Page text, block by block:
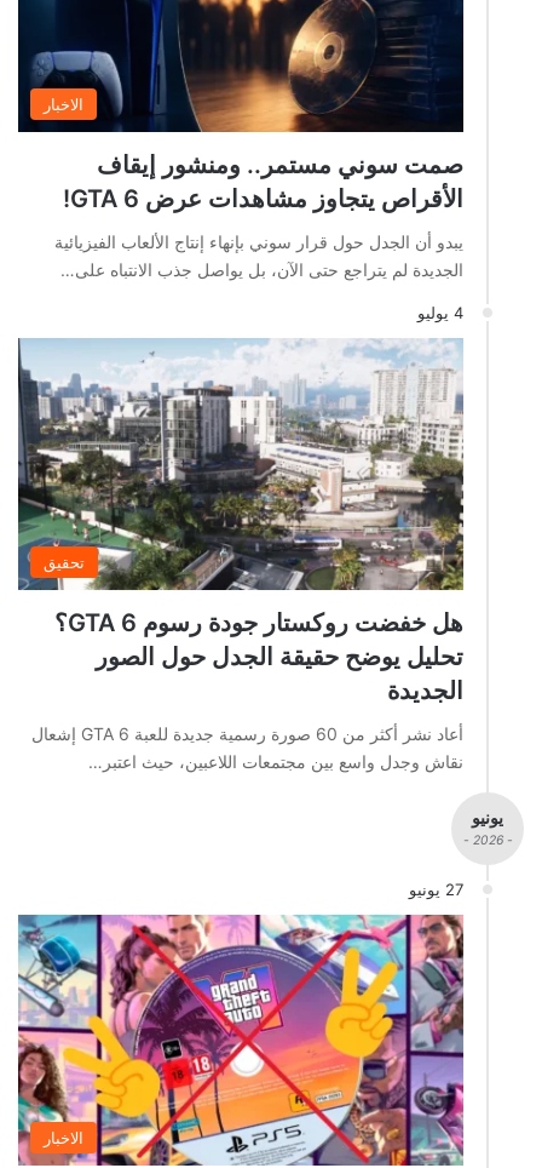
الاخبار
صمت سوني مستمر.. ومنشور إيقاف
الأقراص يتجاوز مشاهدات عرض GTA 6!
يبدو أن الجدل حول قرار سوني بإنهاء إنتاج الألعاب الفيزيائية
الجديدة لم يتراجع حتى الآن، بل يواصل جذب الانتباه على…
4 يوليو
تحقيق
هل خفضت روكستار جودة رسوم GTA 6؟
تحليل يوضح حقيقة الجدل حول الصور
الجديدة
أعاد نشر أكثر من 60 صورة رسمية جديدة للعبة GTA 6 إشعال
نقاش وجدل واسع بين مجتمعات اللاعبين، حيث اعتبر…
يونيو
- 2026 -
27 يونيو
الاخبار